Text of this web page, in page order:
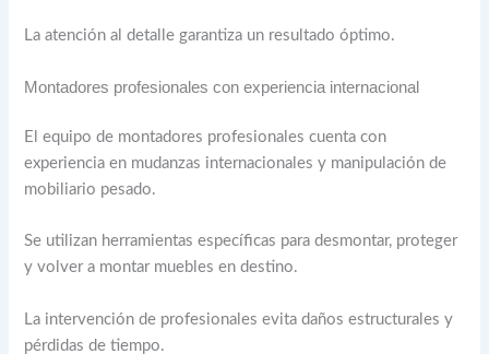
La atención al detalle garantiza un resultado óptimo.
Montadores profesionales con experiencia internacional
El equipo de montadores profesionales cuenta con
experiencia en mudanzas internacionales y manipulación de
mobiliario pesado.
Se utilizan herramientas específicas para desmontar, proteger
y volver a montar muebles en destino.
La intervención de profesionales evita daños estructurales y
pérdidas de tiempo.